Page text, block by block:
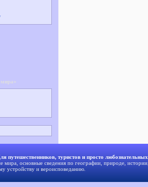
туристов и просто
основные сведения по географии, природе,
устройству и вероисповеданию.